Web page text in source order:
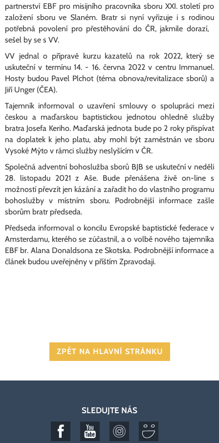
partnerství EBF pro misijního pracovníka sboru XXI. století pro
založení sboru ve Slaném. Bratr si nyní vyřizuje i s rodinou
potřebná povolení pro přestěhování do ČR, jakmile dorazí,
sešel by se s VV.
VV jednal o přípravě kurzu kazatelů na rok 2022, který se
uskuteční v termínu 14. - 16. června 2022 v centru Immanuel.
Hosty budou Pavel Plchot (téma obnova/revitalizace sborů) a
Jiří Unger (ČEA).
Tajemník informoval o uzavření smlouvy o spolupráci mezi
českou a maďarskou baptistickou jednotou ohledně služby
bratra Josefa Keriho. Maďarská jednota bude po 2 roky přispívat
na doplatek k jeho platu, aby mohl být zaměstnán ve sboru
Vysoké Mýto v rámci služby neslyšícím v ČR.
Společná adventní bohoslužba sborů BJB se uskuteční v neděli
28. listopadu 2021 z Aše. Bude přenášena živě on-line s
možností převzít jen kázání a zařadit ho do vlastního programu
bohoslužby v místním sboru. Podrobnější informace zašle
sborům bratr předseda.
Předseda informoval o koncilu Evropské baptistické federace v
Amsterdamu, kterého se zúčastnil, a o volbě nového tajemníka
EBF br. Alana Donaldsona ze Skotska. Podrobnější informace a
článek budou uveřejněny v příštím Zpravodaji.
ZPĚT NA HLAVNÍ STRÁNKU
SLEDUJTE NÁS